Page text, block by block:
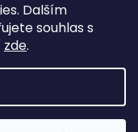
Dalším
souhlas s
zde.